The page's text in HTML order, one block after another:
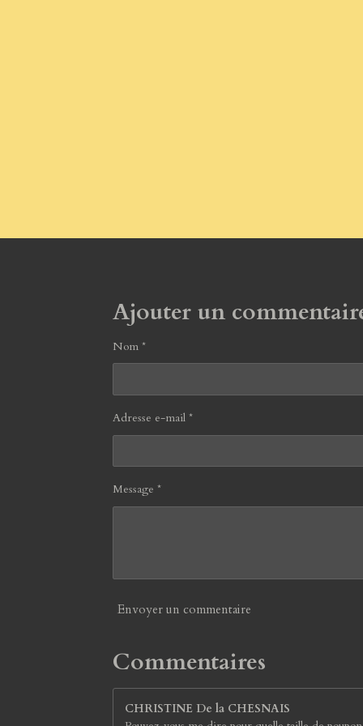
Ajouter un
Nom *
Adresse e-mail *
Message *
Envoyer un commentaire
Commentaires
CHRISTINE De la CHESNAIS